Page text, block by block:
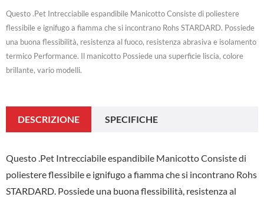
Questo .Pet Intrecciabile espandibile Manicotto Consiste di poliestere
flessibile e ignifugo a fiamma che si incontrano Rohs STARDARD. Possiede
una buona flessibilità, resistenza al fuoco, resistenza abrasiva e isolamento
termico Performance. Il manicotto Possiede una superficie liscia, colore
brillante, vario modelli.
DESCRIZIONE SPECIFICHE
Questo .Pet Intrecciabile espandibile Manicotto Consiste di
poliestere flessibile e ignifugo a fiamma che si incontrano Rohs
STARDARD. Possiede una buona flessibilità, resistenza al